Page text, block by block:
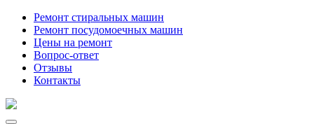
Ремонт стиральных машин
Ремонт посудомоечных машин
Цены на ремонт
Вопрос-ответ
Отзывы
Контакты